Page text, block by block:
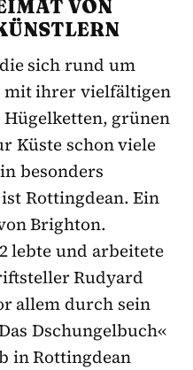
VON
sich rund um
mit ihrer vielfältigen
Hügelketten, grünen
Küste schon viele
besonders
Rottingdean. Ein
Brighton.
lebte und arbeitete
Rudyard
allem durch sein
Dschungelbuch«
in Rottingdean